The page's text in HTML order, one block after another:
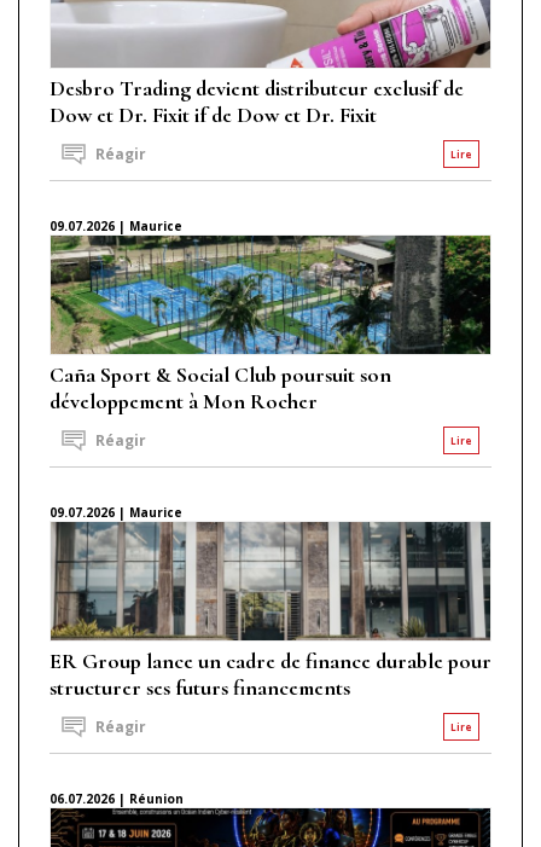
Desbro Trading devient distributeur exclusif de
Dow et Dr. Fixit if de Dow et Dr. Fixit
Lire
Réagir
09.07.2026 | Maurice
Caña Sport & Social Club poursuit son
développement à Mon Rocher
Lire
Réagir
09.07.2026 | Maurice
ER Group lance un cadre de finance durable pour
structurer ses futurs financements
Lire
Réagir
06.07.2026 | Réunion